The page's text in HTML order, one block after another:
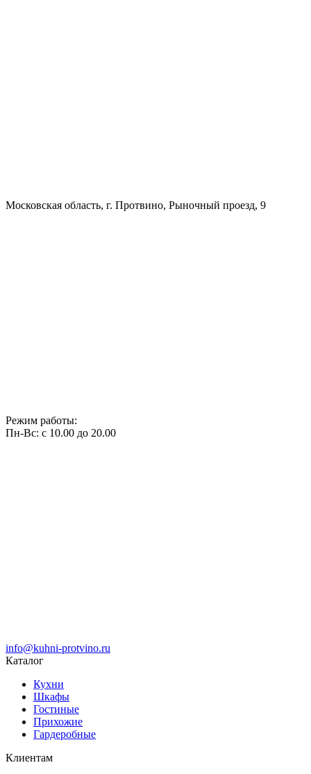
Московская область, г. Протвино, Рыночный проезд, 9
Режим работы:
Пн-Вс: с 10.00 до 20.00
info@kuhni-protvino.ru
Каталог
Кухни
Шкафы
Гостиные
Прихожие
Гардеробные
Клиентам